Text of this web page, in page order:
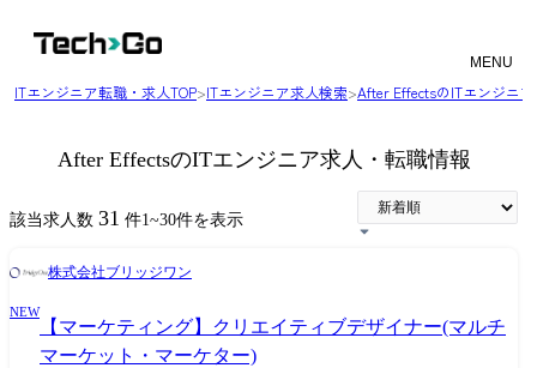
MENU
ITエンジニア転職・求人TOP>ITエンジニア求人検索>After EffectsのITエンジニ
After EffectsのITエンジニア求人・転職情報
該当求人数 31 件1~30件を表示
株式会社ブリッジワン
NEW
【マーケティング】クリエイティブデザイナー(マルチ
マーケット・マーケター)